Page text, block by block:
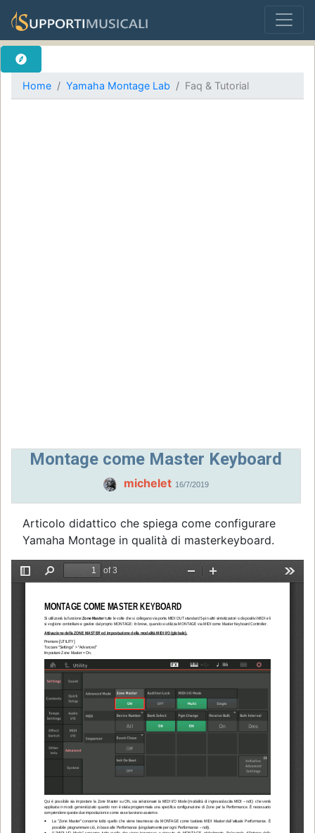
Home Yamaha Montage Lab Faq & Tutorial
Montage come Master Keyboard
michelet 16/7/2019
Articolo didattico che spiega come configurare
Yamaha Montage in qualità di masterkeyboard.